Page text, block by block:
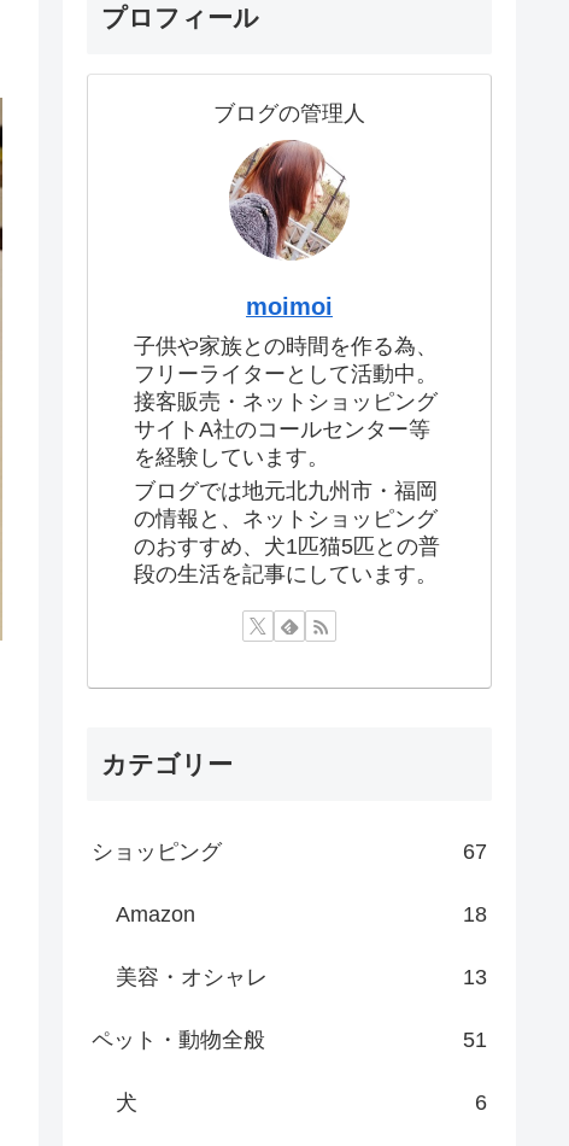
プロフィール
ブログの管理人
moimoi
子供や家族との時間を作る為、
フリーライターとして活動中。
接客販売・ネットショッピング
サイトA社のコールセンター等
を経験しています。
ブログでは地元北九州市・福岡
の情報と、ネットショッピング
のおすすめ、犬1匹猫5匹との普
段の生活を記事にしています。
カテゴリー
ショッピング 67
Amazon 18
美容・オシャレ 13
ペット・動物全般 51
犬 6